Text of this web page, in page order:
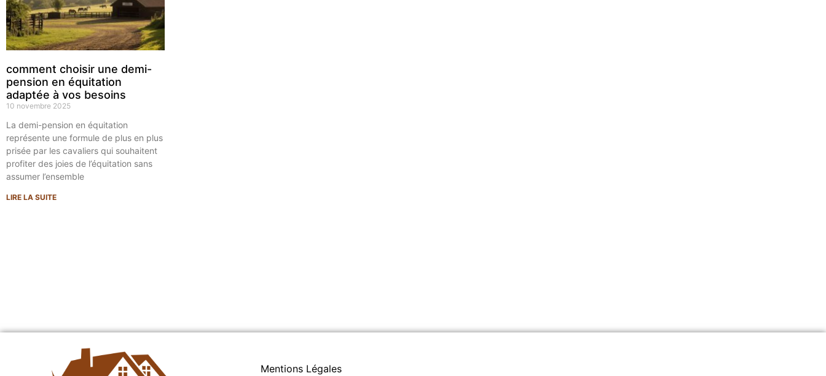
comment choisir une demi-
pension en équitation
adaptée à vos besoins
10 novembre 2025
La demi-pension en équitation
représente une formule de plus en plus
prisée par les cavaliers qui souhaitent
profiter des joies de l’équitation sans
assumer l’ensemble
LIRE LA SUITE
Mentions Légales